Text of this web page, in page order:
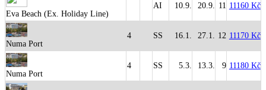
Eva Beach (Ex. Holiday Line)
AI 10.9. 20.9. 11 11160 Kč
Numa Port
4 SS 16.1. 27.1. 12 11170 Kč
Numa Port
4 SS 5.3. 13.3. 9 11180 Kč